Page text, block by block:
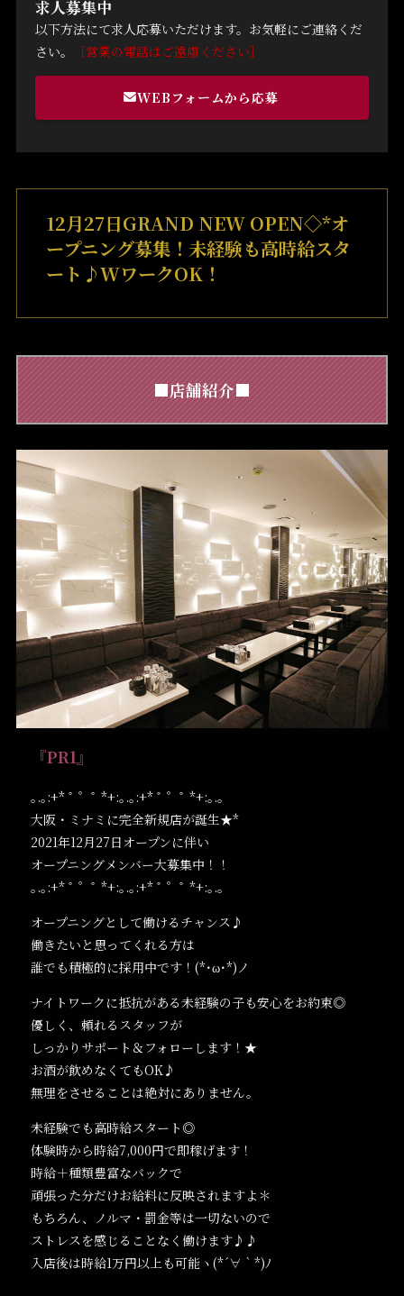
求人募集中
以下方法にて求人応募いただけます。お気軽にご連絡くだ
さい。
［営業の電話はご遠慮ください］
WEBフォームから応募
12月27日GRAND NEW OPEN◇*オ
ープニング募集！未経験も高時給スタ
ート♪WワークOK！
■店舗紹介■
『PR1』
｡.｡:+* ﾟ ゜ﾟ *+:｡.｡:+* ﾟ ゜ﾟ *+:｡.｡
大阪・ミナミに完全新規店が誕生★*
2021年12月27日オープンに伴い
オープニングメンバー大募集中！！
｡.｡:+* ﾟ ゜ﾟ *+:｡.｡:+* ﾟ ゜ﾟ *+:｡.｡
オープニングとして働けるチャンス♪
働きたいと思ってくれる方は
誰でも積極的に採用中です！(*･ω･*)ノ
ナイトワークに抵抗がある未経験の子も安心をお約束◎
優しく、頼れるスタッフが
しっかりサポート＆フォローします！★
お酒が飲めなくてもOK♪
無理をさせることは絶対にありません。
未経験でも高時給スタート◎
体験時から時給7,000円で即稼げます！
時給＋種類豊富なバックで
頑張った分だけお給料に反映されますよ＊
もちろん、ノルマ・罰金等は一切ないので
ストレスを感じることなく働けます♪♪
入店後は時給1万円以上も可能ヽ(*´∀｀*)ﾉ